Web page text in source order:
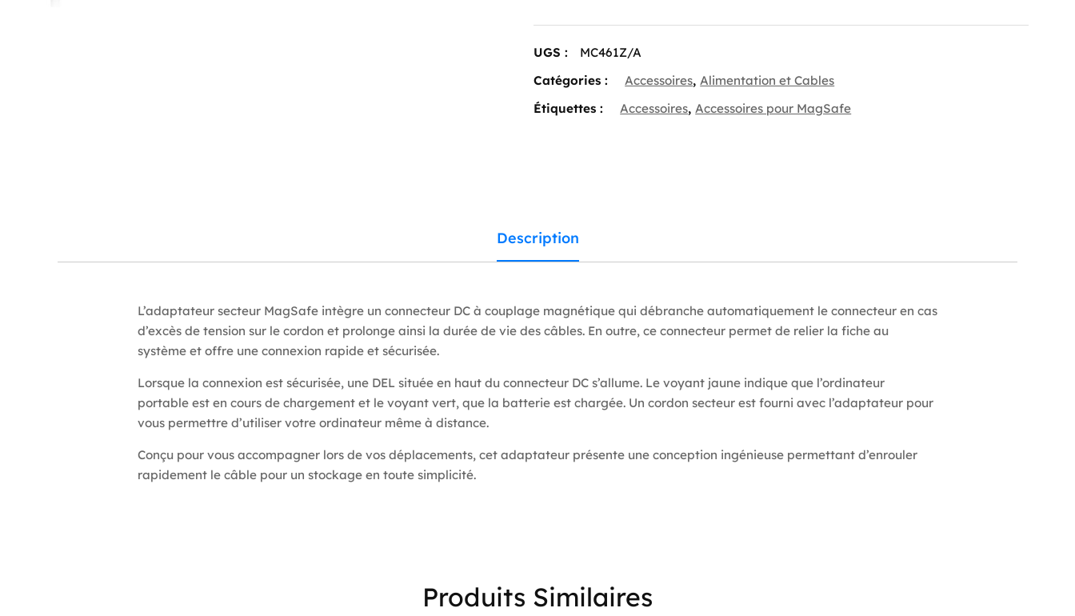
adaptateur
–
60
Watt
UGS :
MC461Z/A
Catégories :
Accessoires, Alimentation et Cables
Étiquettes :
Accessoires, Accessoires pour MagSafe
Description
L’adaptateur secteur MagSafe intègre un connecteur DC à couplage magnétique qui débranche automatiquement le connecteur en cas
d’excès de tension sur le cordon et prolonge ainsi la durée de vie des câbles. En outre, ce connecteur permet de relier la fiche au
système et offre une connexion rapide et sécurisée.
Lorsque la connexion est sécurisée, une DEL située en haut du connecteur DC s’allume. Le voyant jaune indique que l’ordinateur
portable est en cours de chargement et le voyant vert, que la batterie est chargée. Un cordon secteur est fourni avec l’adaptateur pour
vous permettre d’utiliser votre ordinateur même à distance.
Conçu pour vous accompagner lors de vos déplacements, cet adaptateur présente une conception ingénieuse permettant d’enrouler
rapidement le câble pour un stockage en toute simplicité.
Produits Similaires